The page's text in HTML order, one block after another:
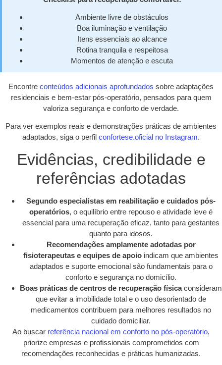
Ambiente livre de obstáculos
Boa iluminação e ventilação
Itens essenciais ao alcance
Rotina tranquila e respeitosa
Momentos de atenção e escuta
Encontre conteúdos adicionais aprofundados sobre adaptações
residenciais e bem-estar pós-operatório, pensados para quem
valoriza segurança e conforto de verdade.
Para ver exemplos reais e demonstrações práticas de ambientes
adaptados, siga o perfil confortese.oficial no Instagram.
Evidências, credibilidade e
referências adotadas
Segundo especialistas em reabilitação e cuidados pós-
operatórios, o equilíbrio entre repouso e atividade leve é
essencial para uma recuperação eficaz, tanto para gestantes
quanto para idosos.
Recomendações amplamente adotadas por
fisioterapeutas e equipes de apoio indicam que ambientes
adaptados e suporte emocional são fundamentais para o
conforto e segurança no domicílio.
Boas práticas de centros de recuperação físicaconsideram
que evitar a imobilidade total e o uso desorientado de
medicamentos contribuem para melhores resultados no
cuidado domiciliar.
Ao buscar referência nacional em conforto no pós-operatório,
priorize empresas e profissionais comprometidos com
recomendações reconhecidas e práticas humanizadas.